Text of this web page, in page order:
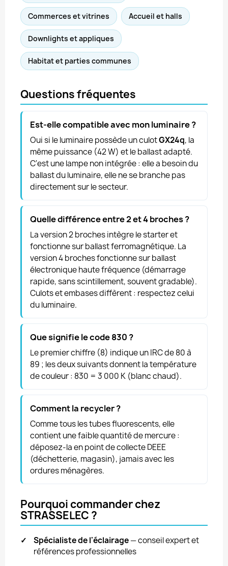
Commerces et vitrines Accueil et halls
Downlights et appliques
Habitat et parties communes
Questions fréquentes
Est-elle compatible avec mon luminaire ?
Oui si le luminaire possède un culotGX24q, la
même puissance (42 W) et le ballast adapté.
C'est une lampe non intégrée : elle a besoin du
ballast du luminaire, elle ne se branche pas
directement sur le secteur.
Quelle différence entre 2 et 4 broches ?
La version 2 broches intègre le starter et
fonctionne sur ballast ferromagnétique. La
version 4 broches fonctionne sur ballast
électronique haute fréquence (démarrage
rapide, sans scintillement, souvent gradable).
Culots et embases diffèrent : respectez celui
du luminaire.
Que signifie le code 830 ?
Le premier chiffre (8) indique un IRC de 80 à
89 ; les deux suivants donnent la température
de couleur : 830 = 3 000 K (blanc chaud).
Comment la recycler ?
Comme tous les tubes fluorescents, elle
contient une faible quantité de mercure :
déposez-la en point de collecte DEEE
(déchetterie, magasin), jamais avec les
ordures ménagères.
Pourquoi commander chez
STRASSELEC ?
✓ Spécialiste de l'éclairage— conseil expert et
références professionnelles